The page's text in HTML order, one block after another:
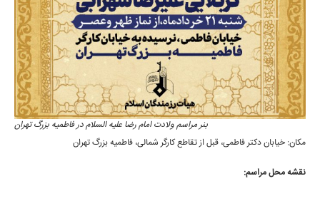
بنر مراسم ولادت امام رضا علیه السلام در فاطمیه بزرگ تهران
مکان: خیابان دکتر فاطمی، قبل از تقاطع کارگر شمالی، فاطمیه بزرگ تهران
نقشه محل مراسم: